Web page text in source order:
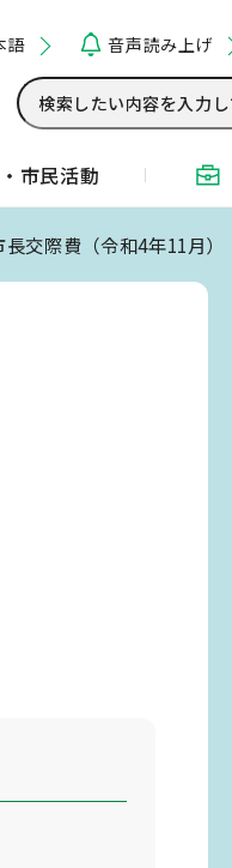
語 音声読み上げ
市民活動
長交際費（令和4年11月）